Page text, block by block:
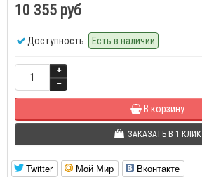
10 355 руб
Доступность: Есть в наличии
В корзину
ЗАКАЗАТЬ В 1 КЛИК
Twitter Мой Мир Вконтакте